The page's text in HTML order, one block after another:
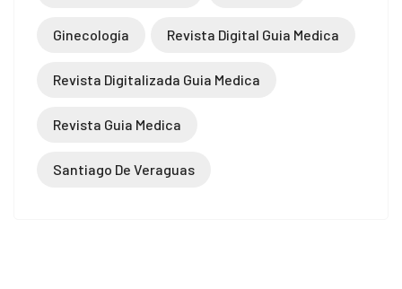
Ginecología Revista Digital Guia Medica
Revista Digitalizada Guia Medica
Revista Guia Medica
Santiago De Veraguas